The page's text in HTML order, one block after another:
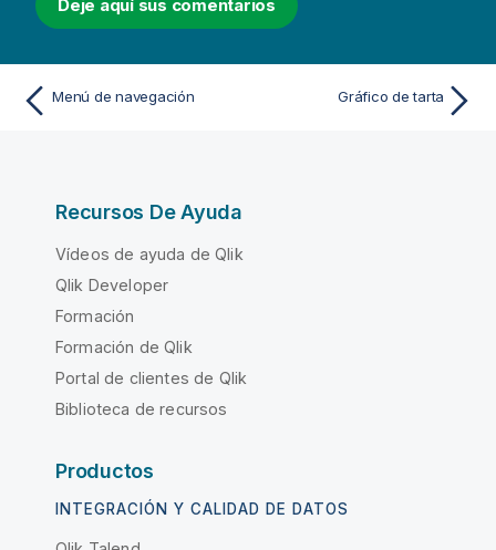
Deje aquí sus comentarios
Menú de navegación Gráfico de tarta
Recursos De Ayuda
Vídeos de ayuda de Qlik
Qlik Developer
Formación
Formación de Qlik
Portal de clientes de Qlik
Biblioteca de recursos
Productos
INTEGRACIÓN Y CALIDAD DE DATOS